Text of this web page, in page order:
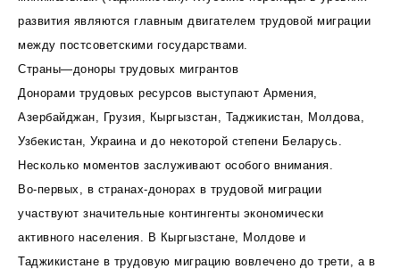
развития являются главным двигателем трудовой миграции
между постсоветскими государствами.
Страны—доноры трудовых мигрантов
Донорами трудовых ресурсов выступают Армения,
Азербайджан, Грузия, Кыргызстан, Таджикистан, Молдова,
Узбекистан, Украина и до некоторой степени Беларусь.
Несколько моментов заслуживают особого внимания.
Во-первых, в странах-донорах в трудовой миграции
участвуют значительные контингенты экономически
активного населения. В Кыргызстане, Молдове и
Таджикистане в трудовую миграцию вовлечено до трети, а в